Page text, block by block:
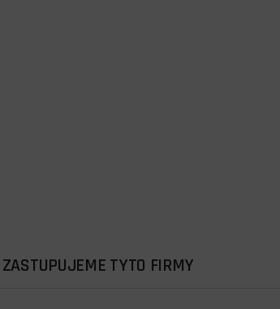
ZASTUPUJEME TYTO FIRMY